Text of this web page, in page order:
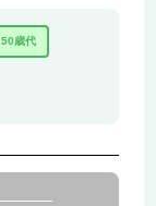
50歳代